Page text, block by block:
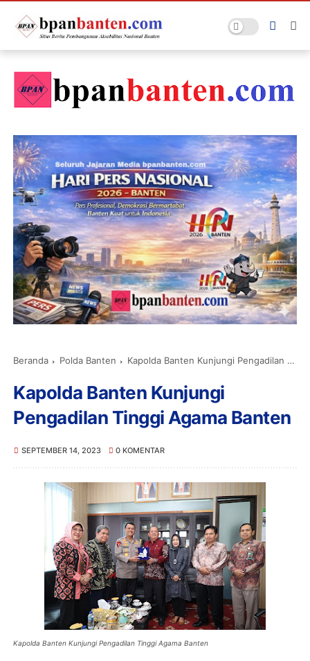
Beranda Polda Banten Kapolda Banten Kunjungi Pengadilan Tinggi Agama Banten
Kapolda Banten Kunjungi
Pengadilan Tinggi Agama Banten
SEPTEMBER 14, 2023 0 KOMENTAR
Kapolda Banten Kunjungi Pengadilan Tinggi Agama Banten